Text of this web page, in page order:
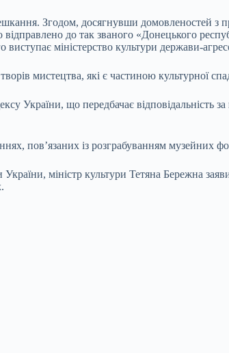
Згодом, досягнувши домовленостей з
до так званого «Донецького
міністерство культури держави-
мистецтва, які є частиною культурної
України, що передбачає відповідальність
пов’язаних із розграбуванням музейних
міністр культури Тетяна Бережна